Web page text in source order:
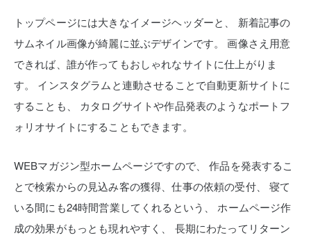
トップページには大きなイメージヘッダーと、
新着記事の
サムネイル画像が綺麗に並ぶデザインです。
画像さえ用意
できれば、誰が作ってもおしゃれなサイトに仕上がりま
す。
インスタグラムと連動させることで自動更新サイトに
することも、
カタログサイトや作品発表のようなポートフ
ォリオサイトにすることもできます。
WEBマガジン型ホームページですので、
作品を発表するこ
とで検索からの見込み客の獲得、仕事の依頼の受付、
寝て
いる間にも24時間営業してくれるという、
ホームページ作
成の効果がもっとも現れやすく、
長期にわたってリターン